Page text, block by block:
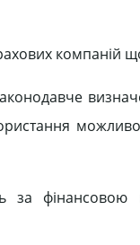
компаній
фінансовою